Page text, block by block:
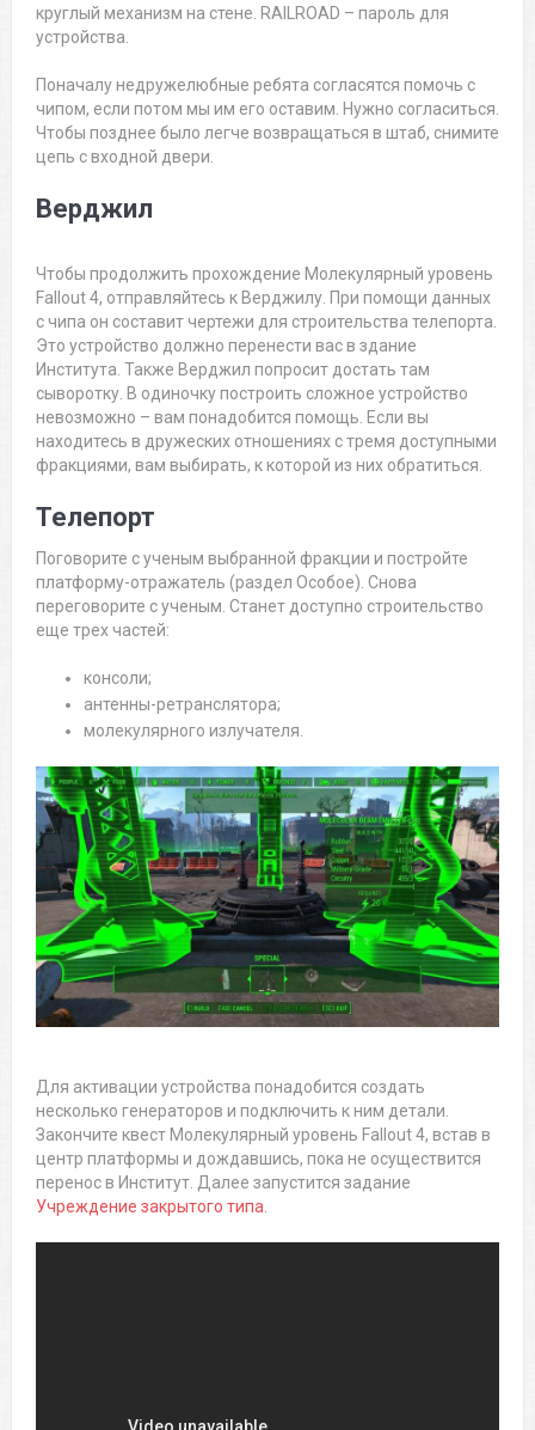
круглый механизм на стене. RAILROAD – пароль для
устройства.
Поначалу недружелюбные ребята согласятся помочь с
чипом, если потом мы им его оставим. Нужно согласиться.
Чтобы позднее было легче возвращаться в штаб, снимите
цепь с входной двери.
Верджил
Чтобы продолжить прохождение Молекулярный уровень
Fallout 4, отправляйтесь к Верджилу. При помощи данных
с чипа он составит чертежи для строительства телепорта.
Это устройство должно перенести вас в здание
Института. Также Верджил попросит достать там
сыворотку. В одиночку построить сложное устройство
невозможно – вам понадобится помощь. Если вы
находитесь в дружеских отношениях с тремя доступными
фракциями, вам выбирать, к которой из них обратиться.
Телепорт
Поговорите с ученым выбранной фракции и постройте
платформу-отражатель (раздел Особое). Снова
переговорите с ученым. Станет доступно строительство
еще трех частей:
консоли;
антенны-ретранслятора;
молекулярного излучателя.
Для активации устройства понадобится создать
несколько генераторов и подключить к ним детали.
Закончите квест Молекулярный уровень Fallout 4, встав в
центр платформы и дождавшись, пока не осуществится
перенос в Институт. Далее запустится задание
Учреждение закрытого типа